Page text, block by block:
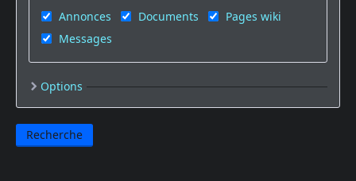
Annonces Documents
Pages wiki
Messages
Options